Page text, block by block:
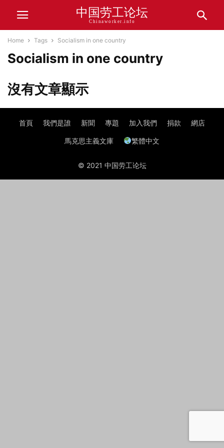
中国劳工论坛
Chinaworker.info
Home Tags Socialism in one country
Socialism in one country
沒有文章顯示
首頁 我們是誰 新聞 專題 加入我們 捐款 網店
馬克思主義文庫 繁體中文
© 2021 中国劳工论坛